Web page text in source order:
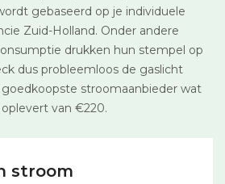
gebaseerd op je individuele
Zuid-Holland. Onder andere
drukken hun stempel op
dus probleemloos de gaslicht
stroomaanbieder wat
van €220.
stroom